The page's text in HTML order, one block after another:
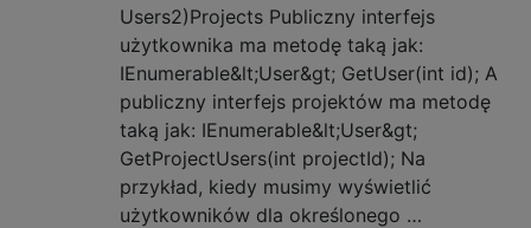
Users2)Projects Publiczny interfejs
użytkownika ma metodę taką jak:
IEnumerable&lt;User&gt; GetUser(int id); A
publiczny interfejs projektów ma metodę
taką jak: IEnumerable&lt;User&gt;
GetProjectUsers(int projectId); Na
przykład, kiedy musimy wyświetlić
użytkowników dla określonego …